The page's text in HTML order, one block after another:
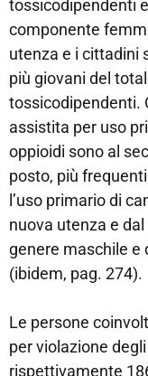
tossicodipendenti
componente
utenza e i cittadini
più giovani del
tossicodipendenti.
assistita per uso
oppioidi sono al
posto, più
l’uso primario di
nuova utenza e
genere maschile e
(ibidem, pag. 274).
Le persone
per violazione
rispettivamente